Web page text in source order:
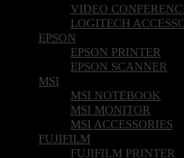
VIDEO
LOGITECH
EPSON
EPSON PRINTER
EPSON SCANNER
MSI
MSI NOTEBOOK
MSI MONITOR
MSI ACCESSORIES
FUJIFILM
FUJIFILM PRINTER